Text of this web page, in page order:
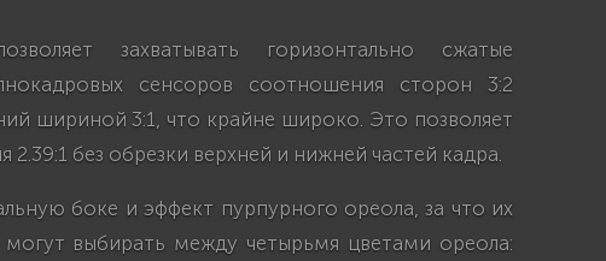
захватывать горизонтально сжатые
сенсоров соотношения сторон 3:2
шириной 3:1, что крайне широко. Это позволяет
без обрезки верхней и нижней частей кадра.
боке и эффект пурпурного ореола, за что их
могут выбирать между четырьмя цветами ореола: